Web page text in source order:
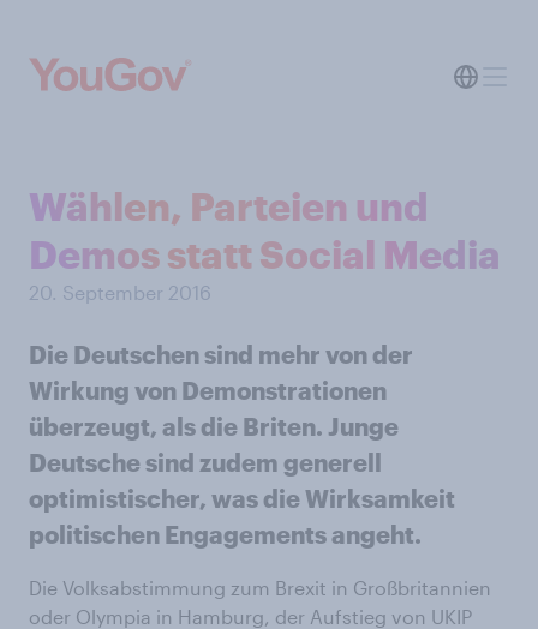
Wählen, Parteien und
Demos statt Social Media
20. September 2016
Die Deutschen sind mehr von der
Wirkung von Demonstrationen
überzeugt, als die Briten. Junge
Deutsche sind zudem generell
optimistischer, was die Wirksamkeit
politischen Engagements angeht.
Die Volksabstimmung zum Brexit in Großbritannien
oder Olympia in Hamburg, der Aufstieg von UKIP